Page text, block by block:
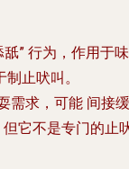
” 行为，作用于味
止吠叫。
需求，可能 间接缓
但它不是专门的止